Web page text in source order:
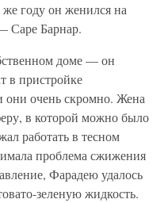
году он женился на
Саре Барнар.
доме — он
в пристройке
они очень скромно. Жена
в которой можно было
работать в тесном
проблема сжижения
Фарадею удалось
зеленую жидкость.